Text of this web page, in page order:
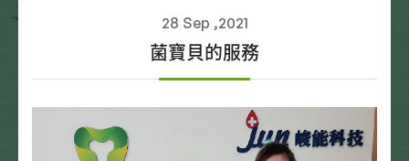
28 Sep ,2021
菌寶貝的服務